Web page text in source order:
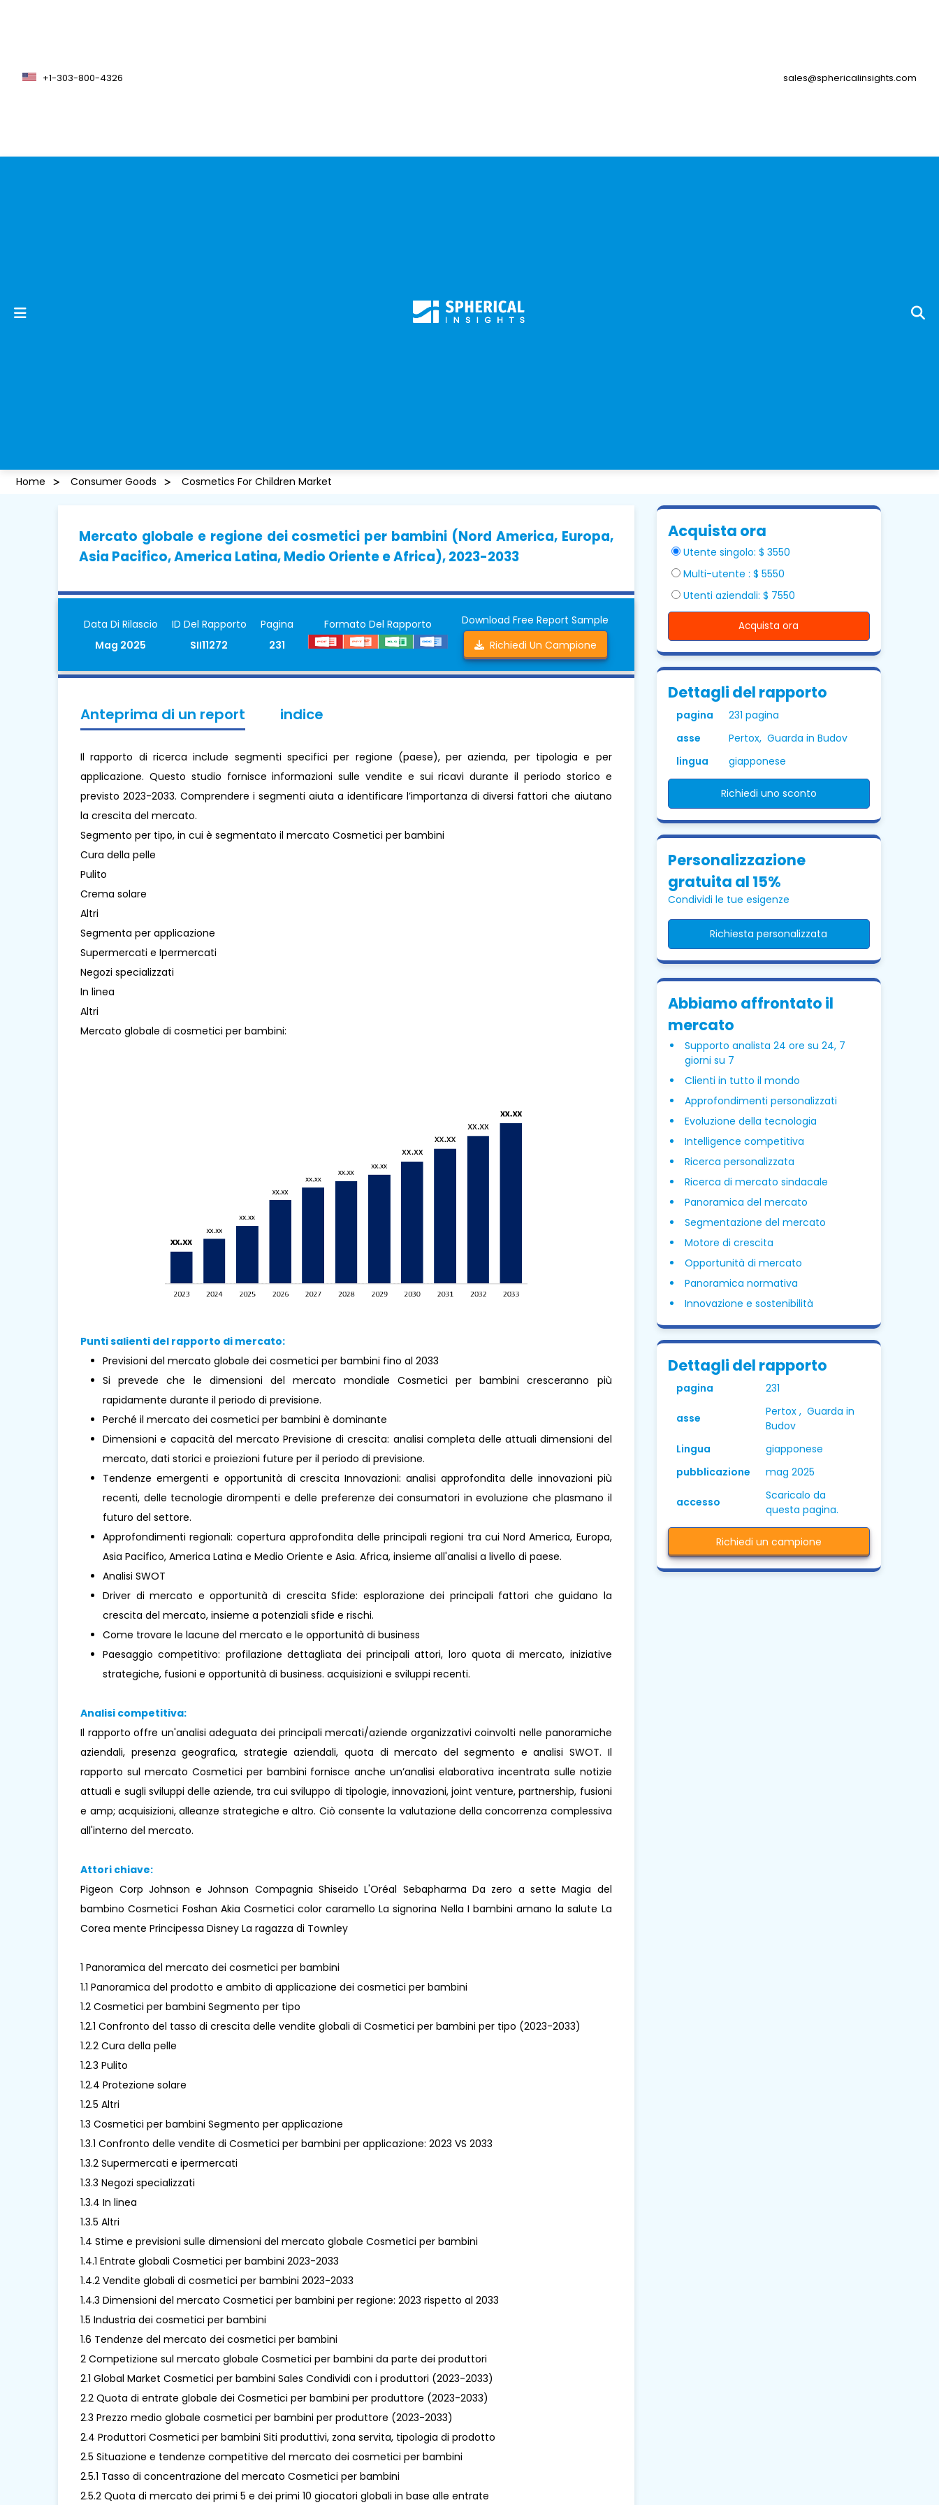
+1-303-800-4326 sales@sphericalinsights.com
Home Consumer Goods Cosmetics For Children Market
Mercato globale e regione dei cosmetici per bambini (Nord America, Europa,
Asia Pacifico, America Latina, Medio Oriente e Africa), 2023-2033
Data Di Rilascio
Mag 2025
ID Del Rapporto
SII11272
Pagina
231
Formato Del Rapporto
Download Free Report Sample
Richiedi Un Campione
Anteprima di un report indice
Il rapporto di ricerca include segmenti specifici per regione (paese), per azienda, per tipologia e per
applicazione. Questo studio fornisce informazioni sulle vendite e sui ricavi durante il periodo storico e
previsto 2023-2033. Comprendere i segmenti aiuta a identificare l’importanza di diversi fattori che aiutano
la crescita del mercato.
Segmento per tipo, in cui è segmentato il mercato Cosmetici per bambini
Cura della pelle
Pulito
Crema solare
Altri
Segmenta per applicazione
Supermercati e Ipermercati
Negozi specializzati
In linea
Altri
Mercato globale di cosmetici per bambini:
Punti salienti del rapporto di mercato:
Previsioni del mercato globale dei cosmetici per bambini fino al 2033
Si prevede che le dimensioni del mercato mondiale Cosmetici per bambini cresceranno più
rapidamente durante il periodo di previsione.
Perché il mercato dei cosmetici per bambini è dominante
Dimensioni e capacità del mercato Previsione di crescita: analisi completa delle attuali dimensioni del
mercato, dati storici e proiezioni future per il periodo di previsione.
Tendenze emergenti e opportunità di crescita Innovazioni: analisi approfondita delle innovazioni più
recenti, delle tecnologie dirompenti e delle preferenze dei consumatori in evoluzione che plasmano il
futuro del settore.
Approfondimenti regionali: copertura approfondita delle principali regioni tra cui Nord America, Europa,
Asia Pacifico, America Latina e Medio Oriente e Asia. Africa, insieme all'analisi a livello di paese.
Analisi SWOT
Driver di mercato e opportunità di crescita Sfide: esplorazione dei principali fattori che guidano la
crescita del mercato, insieme a potenziali sfide e rischi.
Come trovare le lacune del mercato e le opportunità di business
Paesaggio competitivo: profilazione dettagliata dei principali attori, loro quota di mercato, iniziative
strategiche, fusioni e opportunità di business. acquisizioni e sviluppi recenti.
Analisi competitiva:
Il rapporto offre un'analisi adeguata dei principali mercati/aziende organizzativi coinvolti nelle panoramiche
aziendali, presenza geografica, strategie aziendali, quota di mercato del segmento e analisi SWOT. Il
rapporto sul mercato Cosmetici per bambini fornisce anche un’analisi elaborativa incentrata sulle notizie
attuali e sugli sviluppi delle aziende, tra cui sviluppo di tipologie, innovazioni, joint venture, partnership, fusioni
e amp; acquisizioni, alleanze strategiche e altro. Ciò consente la valutazione della concorrenza complessiva
all'interno del mercato.
Attori chiave:
Pigeon Corp Johnson e Johnson Compagnia Shiseido L'Oréal Sebapharma Da zero a sette Magia del
bambino Cosmetici Foshan Akia Cosmetici color caramello La signorina Nella I bambini amano la salute La
Corea mente Principessa Disney La ragazza di Townley
1 Panoramica del mercato dei cosmetici per bambini
1.1 Panoramica del prodotto e ambito di applicazione dei cosmetici per bambini
1.2 Cosmetici per bambini Segmento per tipo
1.2.1 Confronto del tasso di crescita delle vendite globali di Cosmetici per bambini per tipo (2023-2033)
1.2.2 Cura della pelle
1.2.3 Pulito
1.2.4 Protezione solare
1.2.5 Altri
1.3 Cosmetici per bambini Segmento per applicazione
1.3.1 Confronto delle vendite di Cosmetici per bambini per applicazione: 2023 VS 2033
1.3.2 Supermercati e ipermercati
1.3.3 Negozi specializzati
1.3.4 In linea
1.3.5 Altri
1.4 Stime e previsioni sulle dimensioni del mercato globale Cosmetici per bambini
1.4.1 Entrate globali Cosmetici per bambini 2023-2033
1.4.2 Vendite globali di cosmetici per bambini 2023-2033
1.4.3 Dimensioni del mercato Cosmetici per bambini per regione: 2023 rispetto al 2033
1.5 Industria dei cosmetici per bambini
1.6 Tendenze del mercato dei cosmetici per bambini
2 Competizione sul mercato globale Cosmetici per bambini da parte dei produttori
2.1 Global Market Cosmetici per bambini Sales Condividi con i produttori (2023-2033)
2.2 Quota di entrate globale dei Cosmetici per bambini per produttore (2023-2033)
2.3 Prezzo medio globale cosmetici per bambini per produttore (2023-2033)
2.4 Produttori Cosmetici per bambini Siti produttivi, zona servita, tipologia di prodotto
2.5 Situazione e tendenze competitive del mercato dei cosmetici per bambini
2.5.1 Tasso di concentrazione del mercato Cosmetici per bambini
2.5.2 Quota di mercato dei primi 5 e dei primi 10 giocatori globali in base alle entrate
Acquista ora
Utente singolo: $ 3550
Multi-utente : $ 5550
Utenti aziendali: $ 7550
Acquista ora
Dettagli del rapporto
pagina
231 pagina
asse
Pertox, Guarda in Budov
lingua
giapponese
Richiedi uno sconto
Personalizzazione
gratuita al 15%
Condividi le tue esigenze
Richiesta personalizzata
Abbiamo affrontato il
mercato
Supporto analista 24 ore su 24, 7
giorni su 7
Clienti in tutto il mondo
Approfondimenti personalizzati
Evoluzione della tecnologia
Intelligence competitiva
Ricerca personalizzata
Ricerca di mercato sindacale
Panoramica del mercato
Segmentazione del mercato
Motore di crescita
Opportunità di mercato
Panoramica normativa
Innovazione e sostenibilità
Dettagli del rapporto
pagina 231
asse
Pertox , Guarda in
Budov
Lingua
giapponese
pubblicazione
mag 2025
accesso
Scaricalo da
questa pagina.
Richiedi un campione